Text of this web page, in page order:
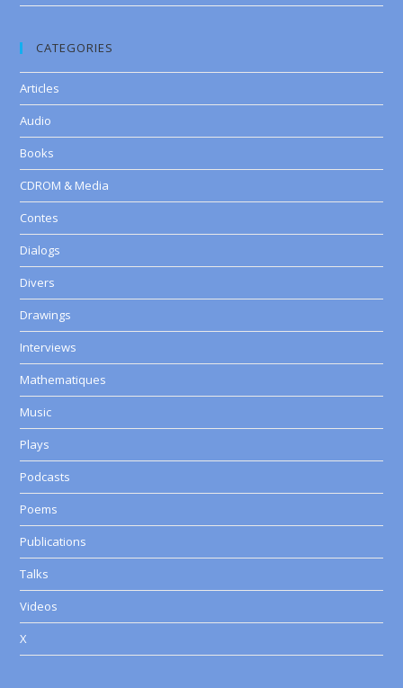
CATEGORIES
Articles
Audio
Books
CDROM & Media
Contes
Dialogs
Divers
Drawings
Interviews
Mathematiques
Music
Plays
Podcasts
Poems
Publications
Talks
Videos
X